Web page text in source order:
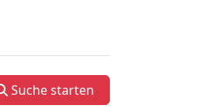
Suche starten